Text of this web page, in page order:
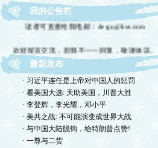
我的公告栏
读者可直接给我电邮：de-gu@live.com
欢迎转摘，包括国国内网站，但请注明出处！
欢迎光临德孤的小岛！谢绝网络垃圾！
最新发布
· 习近平连任是上帝对中国人的惩罚
· 看美国大选: 天助美国，川普大胜
· 李登辉，李光耀，邓小平
· 美共之战: 不可能演变成世界大战
· 与中国大陆脱钩，给特朗普点赞!
· 一尊与二货